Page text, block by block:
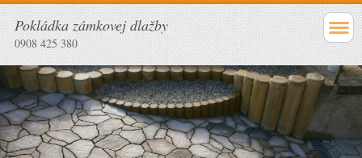
Pokládka zámkovej dlažby
0908 425 380